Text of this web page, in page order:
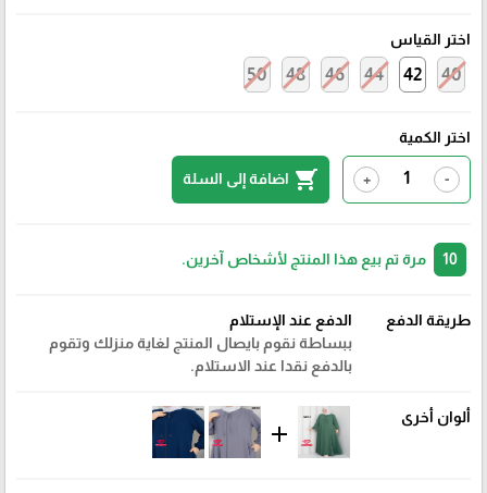
اختر القياس
40
42
44
46
48
50
اختر الكمية
-
+
shopping_cart اضافة إلى السلة
مرة تم بيع هذا المنتج لأشخاص آخرين.
طريقة الدفع
الدفع عند الإستلام
ببساطة نقوم بايصال المنتج لغاية منزلك وتقوم
بالدفع نقدا عند الاستلام.
ألوان أخرى
add